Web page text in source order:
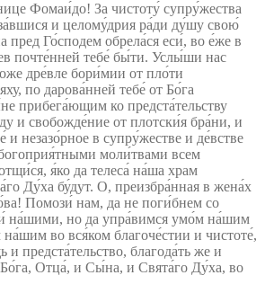
Фомаи́до! За чистоту́ супру́жества
и целому́дрия ра́ди ду́шу свою́
Го́сподем обрела́ся еси́, во е́же в
почте́нней тебе́ бы́ти. Услы́ши нас
дре́вле бори́мии от пло́ти
по дарова́нней тебе́ от Бо́га
прибега́ющим ко предста́тельству
и свобожде́ние от плотски́я бра́ни, и
незазо́рное в супру́жестве и де́встве
моли́твами всем
я́ко да телеса́ на́ша храм
Ду́ха бу́дут. О, преизбра́нная в жена́х
Помози́ нам, да не поги́бнем со
на́шими, но да упра́вимся умо́м на́шим
во вся́ком благоче́стии и чистоте́,
предста́тельство, благода́ть же и
Отца́, и Сы́на, и Свята́го Ду́ха, во